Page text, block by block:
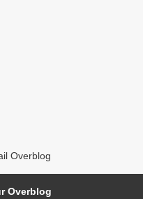
Overblog
Overblog